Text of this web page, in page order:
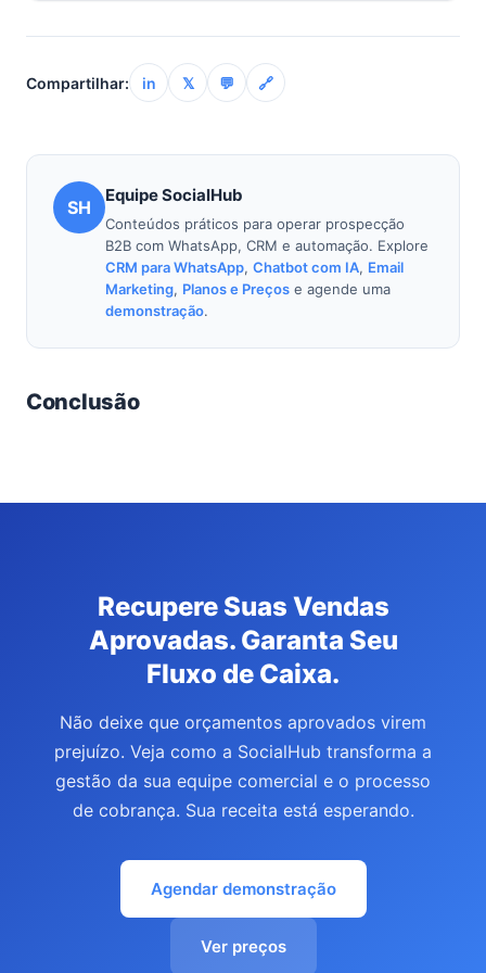
ligações) é crucial para ter um histórico completo do
caso. Isso garante consistência na comunicação, evita
mal-entendidos, serve como prova em caso de
Compartilhar: in 𝕏 💬 🔗
SH
Equipe SocialHub
Conteúdos práticos para operar prospecção
B2B com WhatsApp, CRM e automação. Explore
CRM para WhatsApp, Chatbot com IA, Email
Marketing, Planos e Preços e agende uma
demonstração.
Conclusão
Recupere Suas Vendas
Aprovadas. Garanta Seu
Fluxo de Caixa.
Não deixe que orçamentos aprovados virem
prejuízo. Veja como a SocialHub transforma a
gestão da sua equipe comercial e o processo
de cobrança. Sua receita está esperando.
Agendar demonstração
Ver preços